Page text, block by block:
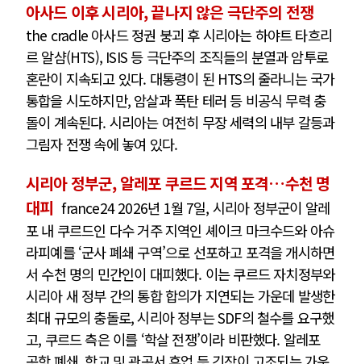
아사드 이후 시리아, 끝나지 않은 극단주의 전쟁
the cradle 아사드 정권 붕괴 후 시리아는 하야트 타흐리
르 알샴(HTS), ISIS 등 극단주의 조직들의 분열과 암투로
혼란이 지속되고 있다. 대통령이 된 HTS의 줄라니는 국가
통합을 시도하지만, 암살과 폭탄 테러 등 비공식 무력 충
돌이 계속된다. 시리아는 여전히 무장 세력의 내부 갈등과
그림자 전쟁 속에 놓여 있다.
시리아 정부군, 알레포 쿠르드 지역 포격…수천 명
대피 france24 2026년 1월 7일, 시리아 정부군이 알레
포 내 쿠르드인 다수 거주 지역인 셰이크 마크수드와 아슈
라피예를 ‘군사 폐쇄 구역’으로 선포하고 포격을 개시하면
서 수천 명의 민간인이 대피했다. 이는 쿠르드 자치정부와
시리아 새 정부 간의 통합 합의가 지연되는 가운데 발생한
최대 규모의 충돌로, 시리아 정부는 SDF의 철수를 요구했
고, 쿠르드 측은 이를 ‘학살 전쟁’이라 비판했다. 알레포